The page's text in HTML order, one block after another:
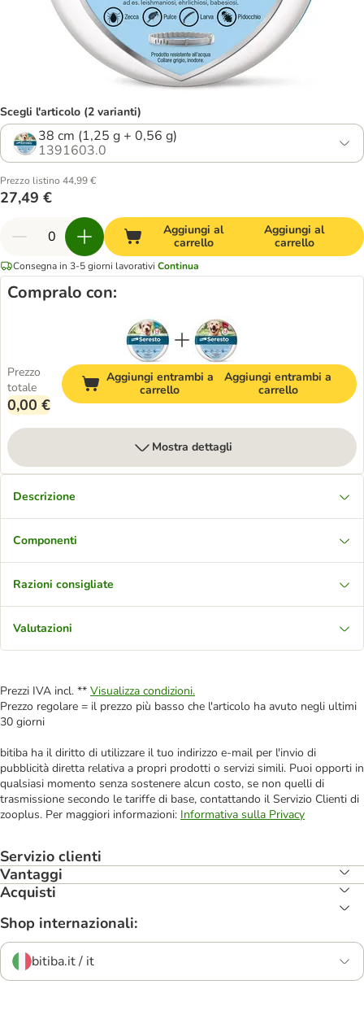
Scegli l'articolo (2 varianti)
38 cm (1,25 g + 0,56 g)
1391603.0
Prezzo listino 44,99 €
27,49 €
Aggiungi al
carrello
Aggiungi al
carrello
Consegna in 3-5 giorni lavorativi Continua
Compralo con:
Prezzo
totale
0,00 €
Aggiungi entrambi a
carrello
Aggiungi entrambi a
carrello
Mostra dettagli
Descrizione
Componenti
Razioni consigliate
Valutazioni
Prezzi IVA incl. ** Visualizza condizioni.
Prezzo regolare = il prezzo più basso che l'articolo ha avuto negli ultimi
30 giorni
bitiba ha il diritto di utilizzare il tuo indirizzo e-mail per l'invio di
pubblicità diretta relativa a propri prodotti o servizi simili. Puoi opporti in
qualsiasi momento senza sostenere alcun costo, se non quelli di
trasmissione secondo le tariffe di base, contattando il Servizio Clienti di
zooplus. Per maggiori informazioni: Informativa sulla Privacy
Servizio clienti
Vantaggi
Acquisti
Shop internazionali:
bitiba.it / it